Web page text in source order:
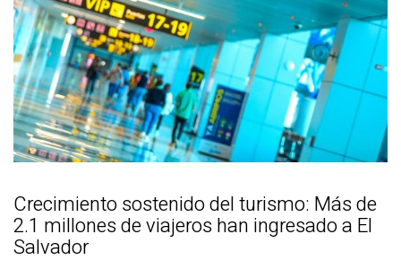
Crecimiento sostenido del turismo: Más de
2.1 millones de viajeros han ingresado a El
Salvador